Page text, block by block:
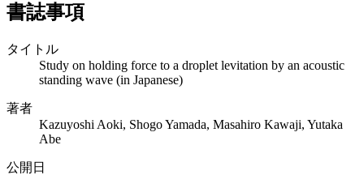
書誌事項
タイトル
Study on holding force to a droplet levitation by an acoustic
standing wave (in Japanese)
著者
Kazuyoshi Aoki, Shogo Yamada, Masahiro Kawaji, Yutaka
Abe
公開日